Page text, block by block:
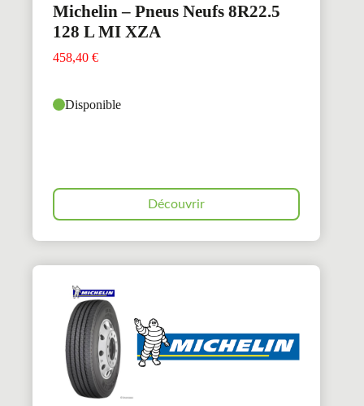
Michelin – Pneus Neufs 8R22.5
128 L MI XZA
458,40 €
Disponible
Découvrir